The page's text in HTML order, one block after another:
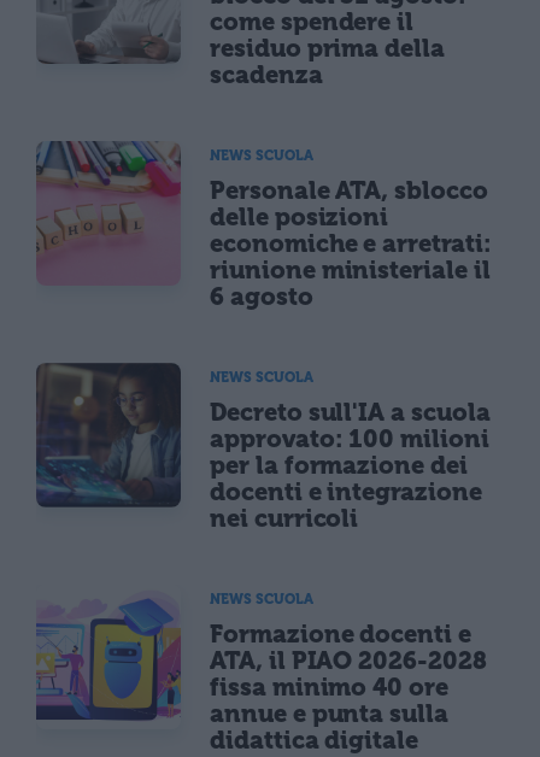
come spendere il
residuo prima della
scadenza
NEWS SCUOLA
Personale ATA, sblocco
delle posizioni
economiche e arretrati:
riunione ministeriale il
6 agosto
NEWS SCUOLA
Decreto sull'IA a scuola
approvato: 100 milioni
per la formazione dei
docenti e integrazione
nei curricoli
NEWS SCUOLA
Formazione docenti e
ATA, il PIAO 2026-2028
fissa minimo 40 ore
annue e punta sulla
didattica digitale